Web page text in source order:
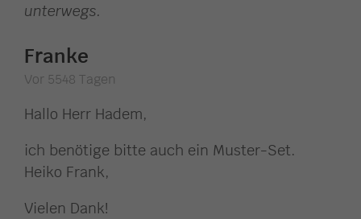
unterwegs.
Franke
Vor 5548 Tagen
Hallo Herr Hadem,
ich benötige bitte auch ein Muster-Set.
Heiko Frank,
Vielen Dank!